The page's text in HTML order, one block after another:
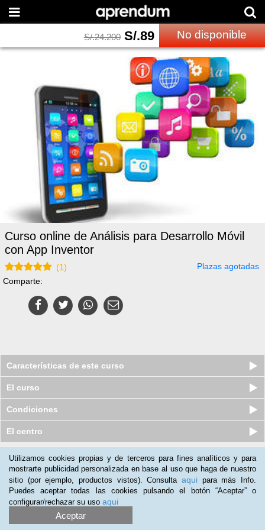
S/.24.200 S/.89 No disponible
Curso online de Análisis para Desarrollo Móvil
con App Inventor
(1)
Plazas agotadas
Comparte:
Características de este curso
El curso
Condiciones
El centro
Nuestros clientes opinan:
Edidson Nina
(18-01-2018)
Excelente contenidos actualizados
Utilizamos cookies propias y de terceros para fines analíticos y para
mostrarte publicidad personalizada en base al uso que haga de nuestro
sitio (por ejemplo, productos vistos). Consulta aqui para más Info.
Puedes aceptar todas las cookies pulsando el botón “Aceptar” o
configurar/rechazar su uso aqui
Aceptar